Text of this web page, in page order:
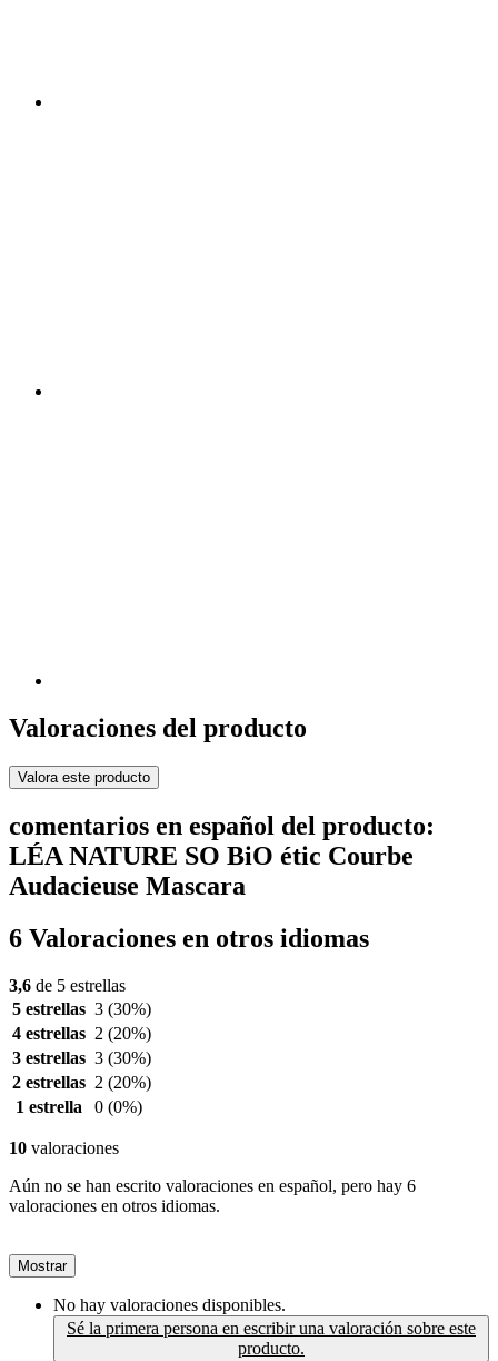
Valoraciones del producto
Valora este producto
comentarios en español del producto:
LÉA NATURE SO BiO étic Courbe
Audacieuse Mascara
6 Valoraciones en otros idiomas
3,6 de 5 estrellas
5 estrellas 3 (30%)
4 estrellas 2 (20%)
3 estrellas 3 (30%)
2 estrellas 2 (20%)
1 estrella
0 (0%)
10 valoraciones
Aún no se han escrito valoraciones en español, pero hay 6
valoraciones en otros idiomas.
Mostrar
No hay valoraciones disponibles.
Sé la primera persona en escribir una valoración sobre este
producto.